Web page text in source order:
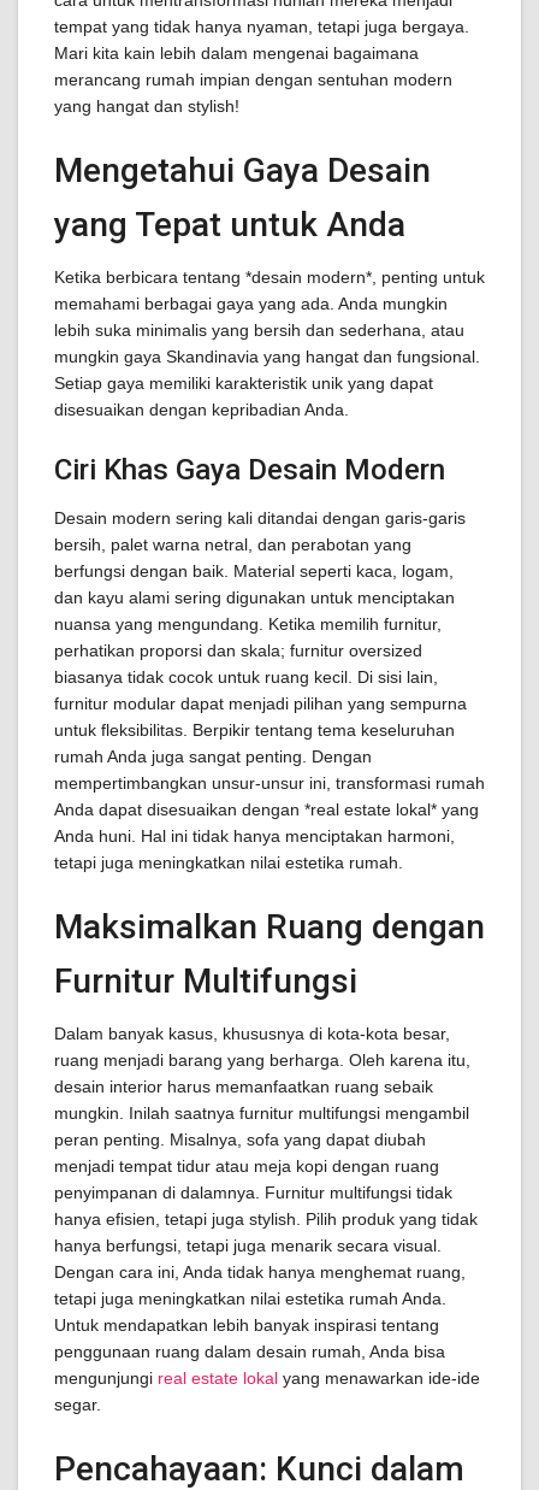
tempat yang tidak hanya nyaman, tetapi juga bergaya.
Mari kita kain lebih dalam mengenai bagaimana
merancang rumah impian dengan sentuhan modern
yang hangat dan stylish!
Mengetahui Gaya Desain
yang Tepat untuk Anda
Ketika berbicara tentang *desain modern*, penting untuk
memahami berbagai gaya yang ada. Anda mungkin
lebih suka minimalis yang bersih dan sederhana, atau
mungkin gaya Skandinavia yang hangat dan fungsional.
Setiap gaya memiliki karakteristik unik yang dapat
disesuaikan dengan kepribadian Anda.
Ciri Khas Gaya Desain Modern
Desain modern sering kali ditandai dengan garis-garis
bersih, palet warna netral, dan perabotan yang
berfungsi dengan baik. Material seperti kaca, logam,
dan kayu alami sering digunakan untuk menciptakan
nuansa yang mengundang. Ketika memilih furnitur,
perhatikan proporsi dan skala; furnitur oversized
biasanya tidak cocok untuk ruang kecil. Di sisi lain,
furnitur modular dapat menjadi pilihan yang sempurna
untuk fleksibilitas. Berpikir tentang tema keseluruhan
rumah Anda juga sangat penting. Dengan
mempertimbangkan unsur-unsur ini, transformasi rumah
Anda dapat disesuaikan dengan *real estate lokal* yang
Anda huni. Hal ini tidak hanya menciptakan harmoni,
tetapi juga meningkatkan nilai estetika rumah.
Maksimalkan Ruang dengan
Furnitur Multifungsi
Dalam banyak kasus, khususnya di kota-kota besar,
ruang menjadi barang yang berharga. Oleh karena itu,
desain interior harus memanfaatkan ruang sebaik
mungkin. Inilah saatnya furnitur multifungsi mengambil
peran penting. Misalnya, sofa yang dapat diubah
menjadi tempat tidur atau meja kopi dengan ruang
penyimpanan di dalamnya. Furnitur multifungsi tidak
hanya efisien, tetapi juga stylish. Pilih produk yang tidak
hanya berfungsi, tetapi juga menarik secara visual.
Dengan cara ini, Anda tidak hanya menghemat ruang,
tetapi juga meningkatkan nilai estetika rumah Anda.
Untuk mendapatkan lebih banyak inspirasi tentang
penggunaan ruang dalam desain rumah, Anda bisa
mengunjungi real estate lokal yang menawarkan ide-ide
segar.
Pencahayaan: Kunci dalam